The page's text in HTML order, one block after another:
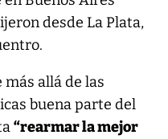
desde La Plata,
allá de las
buena parte del
“rearmar la mejor